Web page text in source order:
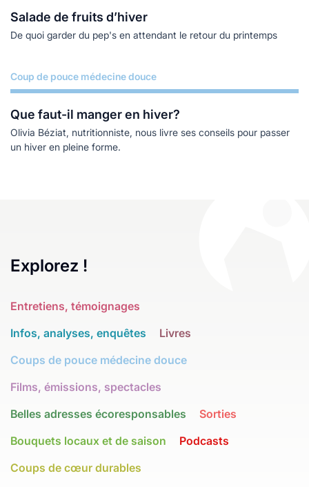
Salade de fruits d’hiver
De quoi garder du pep's en attendant le retour du printemps
Coup de pouce médecine douce
Que faut-il manger en hiver?
Olivia Béziat, nutritionniste, nous livre ses conseils pour passer
un hiver en pleine forme.
Lire plus
Explorez !
Entretiens, témoignages
Infos, analyses, enquêtes
Livres
Coups de pouce médecine douce
Films, émissions, spectacles
Belles adresses écoresponsables
Sorties
Bouquets locaux et de saison
Podcasts
Coups de cœur durables